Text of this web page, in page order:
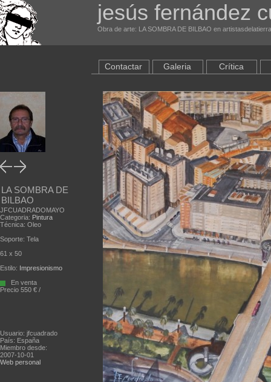
jesús fernández
Obra de arte: LA SOMBRA DE BILBAO en
LA SOMBRA DE
BILBAO
JFCUADRADOMAYO
Categoria: Pintura
Técnica: Oleo
Soporte: Tela
61 x 50
Estilo: Impresionismo
En venta
Precio 550 € /
Usuario: jfcuadrado
País: España
Miembro desde:
2007-10-01
Web personal
Contactar Galeria Crítica